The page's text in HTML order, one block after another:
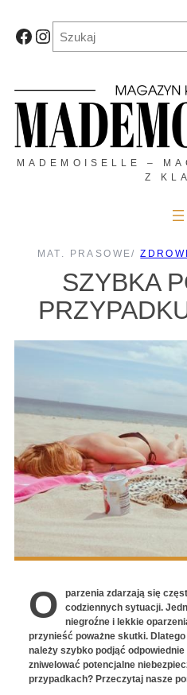
treściFacebook
Instagram
MADEMOISELLE –
Z
MAT. PRASOWE/
SZYBKA
O
parzenia zdarzają się
codziennych sytuacji.
niegroźne i lekkie
przynieść poważne skutki.
należy szybko podjąć
zniwelować potencjalne
przypadkach? Przeczytaj nasze